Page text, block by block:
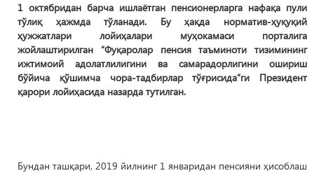
1 октябридан барча ишлаётган пенсионерларга нафақа пули
тўлиқ ҳажмда тўланади. Бу ҳақда норматив-ҳуқуқий
ҳужжатлари лойиҳалари муҳокамаси порталига
жойлаштирилган “Фуқаролар пенсия таъминоти тизимининг
ижтимоий адолатлилигини ва самарадорлигини ошириш
бўйича қўшимча чора-тадбирлар тўғрисида”ги Президент
қарори лойиҳасида назарда тутилган.
Бундан ташқари, 2019 йилнинг 1 январидан пенсияни ҳисоблаш